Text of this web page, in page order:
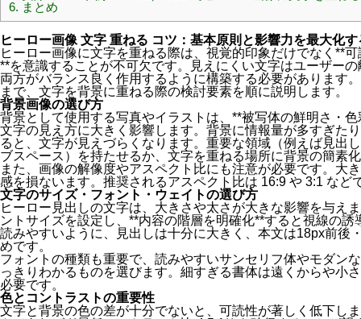
6. まとめ
ヒーロー画像 文字 重ねる コツ：基本原則と影響力を最大化
ヒーロー画像に文字を重ねる際は、視覚的印象だけでなく**
**を意識することが不可欠です。見えにくい文字はユーザー
両方がバランス良く作用するように構築する必要があります
まで、文字を背景に重ねる際の検討要素を順に説明します。
背景画像の選び方
背景として使用する写真やイラストは、**被写体の鮮明さ・
文字の見え方に大きく影響します。背景に情報量が多すぎた
ると、文字が見えづらくなります。重要な領域（例えば見出
ブスペース）を持たせるか、文字を重ねる場所に背景の簡素
また、画像の解像度やアスペクト比にも注意が必要です。大
感を損ないます。推奨されるアスペクト比は 16:9 や 3:1 など
文字のサイズ・フォント・ウェイトの選び方
ヒーロー見出しの文字は、大きさや太さが大きな影響を与え
ントサイズを設定し、**内容の階層を明確化**すると視線の
読みやすいように、見出しは十分に大きく、本文は18px前後
めです。
フォントの種類も重要で、読みやすいサンセリフ体やモダン
っきりわかるものを選びます。細すぎる書体は遠くからや小
必要です。
色とコントラストの重要性
文字と背景の色の差が十分でないと、可読性が著しく低下し